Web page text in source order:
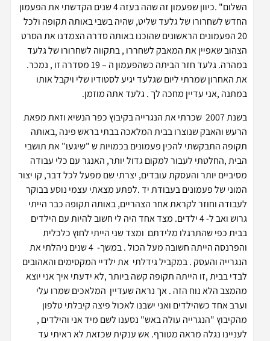
השלום" .כיוון שפעמון זה שהה בעזה 4 שנים הקדשתי את הפעמון
החדש לשחרורו של גלעד שליט, שהיה בשבי באותה תקופה ולכל
20 הפעמונים הראשונים שהוכנו באותה סדרה הצמדנו את הסרט
הצהוב שאפיין את המאבק לשחררו , בתקווה לשחרורו של גלעד
במהרה. גלעד חזר הביתה כשהפעמון ה – 19 מסדרה זו , נמכר.
את האחרון שמרתי ליום שגלעד יגיע לסטודיו שלי ויקבל אותו
במתנה ,אני עדיין מחכה לך . גלעד אתה מוזמן.
בשנת 2007 שכרתי את הנגרייה בקיבוץ כפר הנשיא וזאת מפאת
הרעש והאבק שנוצרו בבית המלאכה בבתי בראש פינה ,באותה
תקופה התבקשתי להכין פעמונים בכמויות ש "שיגעו" את תושבי
הבית ,החלטתי לעבור למקום גדול יותר, האנגר עם כלי עבודה
מסיביים יותר והעסקת עובדים, יצרתי שם מפעל לכל דבר, קו יצור
המוני של פעמונים בעבודת יד .לפתע מצאתי עצמי נוסע בבוקר
לעבודה וחוזר לקראת אחר הצהריים, באותה תקופה כבר הייתי
גרוש ואב ל- 4 ילדים. מצד אחד היה לי חשוב להיות עם הילדים
בבית כפי שהתרגלו מלידתם ומצד שני הייתי לחוץ כלכלית
והפרנסה הייתה חשובה מעל הכול . במשך- 4 שנים ניהלתי את
הנגרייה והעסק . במקביל גידלתי את ילדיי המקסימים והאהובים
לבדי בבית ,זו הייתה תקופה קשה ביותר ,לא ידעתי איך אני יוצא
מהמצב הלא נוח הזה . אך נראה שעדיין המלאכים שמרו עלי
וערב אחד כשהילדים ואני ישבנו לאכול פיצה קיבלתי טלפון
מהקיבוץ "הנגרייה עולה באש" נסענו לשם מיד אני והילדים ,
לעניינו נגלה מראה מטורף. אש ענקית שכזאת לא ראיתי עד